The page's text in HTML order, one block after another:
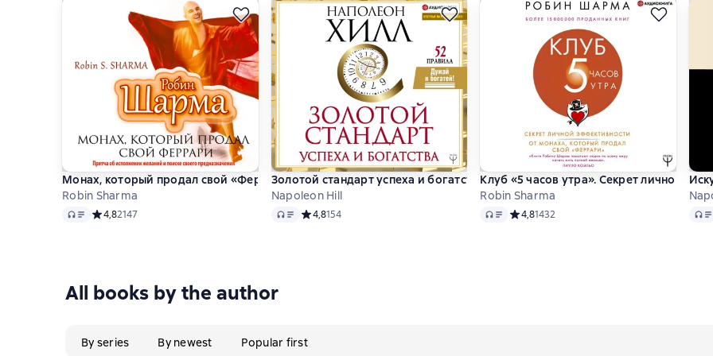
Монах, который продал свой «Феррари»
Robin Sharma
Audio Средний рейтинг 4,8 на основе 2147 оценок
4,82147
Золотой стандарт успеха и богатства. 52 правила
Napoleon Hill
Audio Средний рейтинг 4,8 на основе 154 оценок
4,8154
Клуб «5 часов утра». Секрет личной
Robin Sharma
Audio Средний рейтинг 4,8 на основе 1432 оценок
4,81432 Audio
All books by the author
By series By newest Popular first